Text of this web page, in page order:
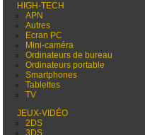
HIGH-TECH
APN
Autres
Ecran PC
Mini-caméra
Ordinateurs de bureau
Ordinateurs portable
Smartphones
Tablettes
TV
JEUX-VIDÉO
2DS
3DS